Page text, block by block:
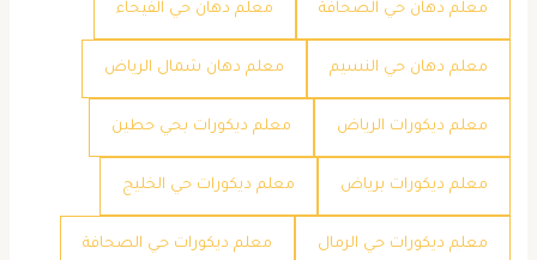
معلم دهان حي الصحافة معلم دهان حي الفيحاء
معلم دهان حي النسيم معلم دهان شمال الرياض
معلم ديكورات الرياض معلم ديكورات بحي حطين
معلم ديكورات برياض معلم ديكورات حي الخليج
معلم ديكورات حي الرمال معلم ديكورات حي الصحافة